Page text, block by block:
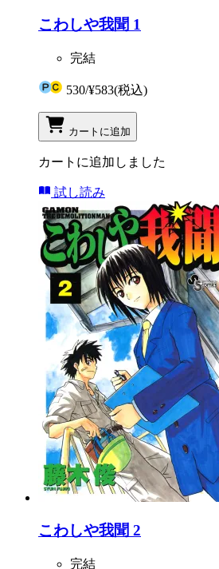
こわしや我聞 1
完結
530/¥583(税込)
カートに追加
カートに追加しました
試し読み
こわしや我聞 2
完結